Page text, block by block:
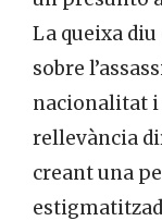
La queixa
sobre
nacionalitat i
rellevància
creant una